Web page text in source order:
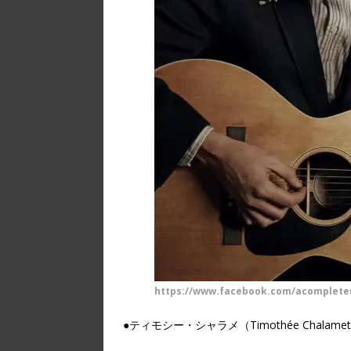
https://www.facebook.com/
●ティモシー・シャラメ（Timothée